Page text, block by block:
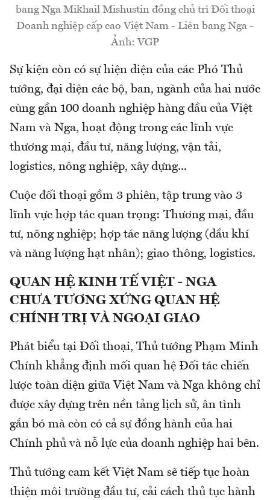
bang Nga Mikhail Mishustin đồng chủ trì Đối thoại
Doanh nghiệp cấp cao Việt Nam - Liên bang Nga -
Ảnh: VGP
Sự kiện còn có sự hiện diện của các Phó Thủ
tướng, đại diện các bộ, ban, ngành của hai nước
cùng gần 100 doanh nghiệp hàng đầu của Việt
Nam và Nga, hoạt động trong các lĩnh vực
thương mại, đầu tư, năng lượng, vận tải,
logistics, nông nghiệp, xây dựng...
Cuộc đối thoại gồm 3 phiên, tập trung vào 3
lĩnh vực hợp tác quan trọng: Thương mại, đầu
tư, nông nghiệp; hợp tác năng lượng (dầu khí
và năng lượng hạt nhân); giao thông, logistics.
QUAN HỆ KINH TẾ VIỆT - NGA
CHƯA TƯƠNG XỨNG QUAN HỆ
CHÍNH TRỊ VÀ NGOẠI GIAO
Phát biểu tại Đối thoại, Thủ tướng Phạm Minh
Chính khẳng định mối quan hệ Đối tác chiến
lược toàn diện giữa Việt Nam và Nga không chỉ
được xây dựng trên nền tảng lịch sử, ân tình
gắn bó mà còn có cả sự đồng hành của hai
Chính phủ và nỗ lực của doanh nghiệp hai bên.
Thủ tướng cam kết Việt Nam sẽ tiếp tục hoàn
thiện môi trường đầu tư, cải cách thủ tục hành